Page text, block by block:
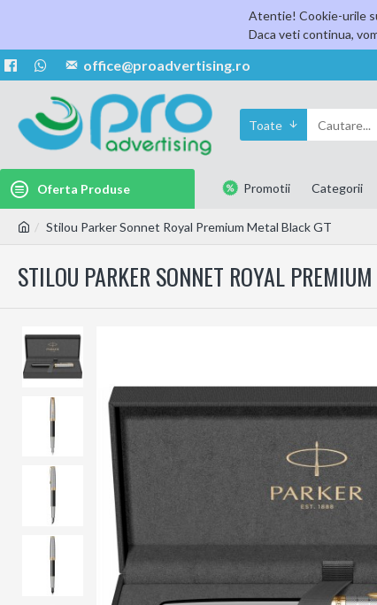
Atentie! Cookie-urile
Daca veti continua,
office@proadvertising.ro
Toate
Oferta Produse Promotii Categorii
Stilou Parker Sonnet Royal Premium Metal Black GT
STILOU PARKER SONNET ROYAL